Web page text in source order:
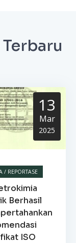
13
Mar
2025
/ REPORTASE
Berhasil
ISO